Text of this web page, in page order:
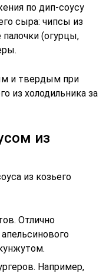
по дип-соусу
сыра: чипсы из
(огурцы,
и твердым при
из холодильника за
из
из козьего
Отлично
Например,